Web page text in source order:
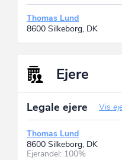
Thomas Lund
8600 Silkeborg, DK
Ejere
Legale ejere Vis
Thomas Lund
8600 Silkeborg, DK
Ejerandel: 100%